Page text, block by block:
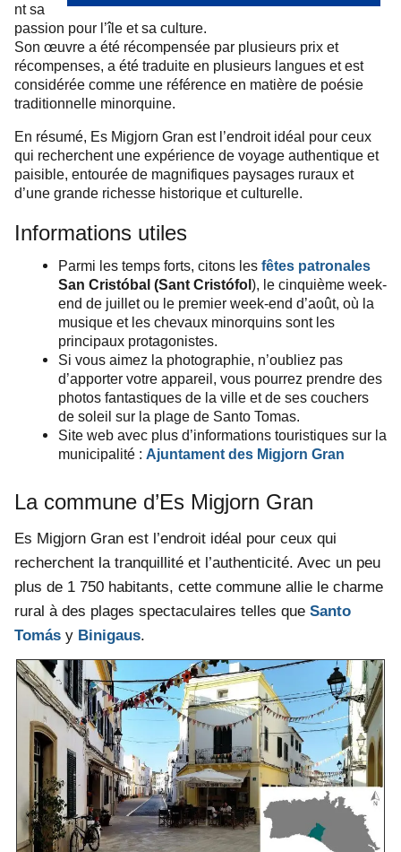
nt sa
passion pour l’île et sa culture.
Son œuvre a été récompensée par plusieurs prix et
récompenses, a été traduite en plusieurs langues et est
considérée comme une référence en matière de poésie
traditionnelle minorquine.
En résumé, Es Migjorn Gran est l’endroit idéal pour ceux
qui recherchent une expérience de voyage authentique et
paisible, entourée de magnifiques paysages ruraux et
d’une grande richesse historique et culturelle.
Informations utiles
Parmi les temps forts, citons les fêtes patronales
San Cristóbal (Sant Cristófol), le cinquième week-
end de juillet ou le premier week-end d’août, où la
musique et les chevaux minorquins sont les
principaux protagonistes.
Si vous aimez la photographie, n’oubliez pas
d’apporter votre appareil, vous pourrez prendre des
photos fantastiques de la ville et de ses couchers
de soleil sur la plage de Santo Tomas.
Site web avec plus d’informations touristiques sur la
municipalité : Ajuntament des Migjorn Gran
La commune d’Es Migjorn Gran
Es Migjorn Gran est l’endroit idéal pour ceux qui
recherchent la tranquillité et l’authenticité. Avec un peu
plus de 1 750 habitants, cette commune allie le charme
rural à des plages spectaculaires telles que Santo
Tomás y Binigaus.